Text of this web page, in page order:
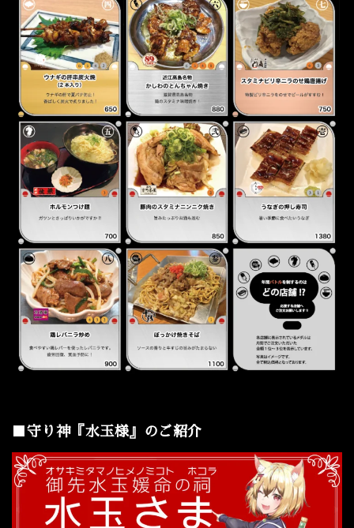
■守り神『水玉様』のご紹介